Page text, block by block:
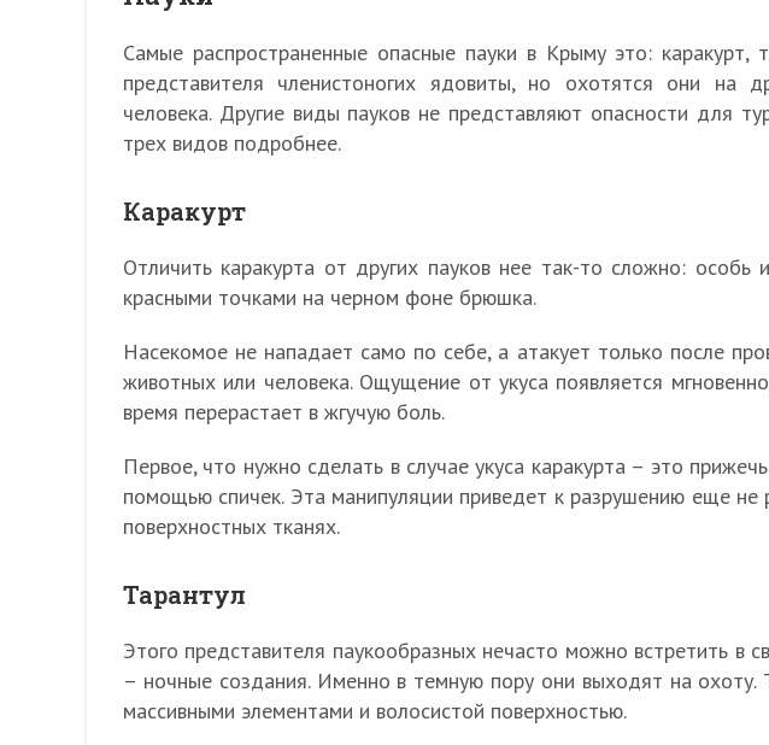
Самые распространенные опасные пауки в Крыму это: каракурт,
представителя членистоногих ядовиты, но охотятся они на
человека. Другие виды пауков не представляют опасности для
трех видов подробнее.
Каракурт
Отличить каракурта от других пауков нее так-то сложно: особь
красными точками на черном фоне брюшка.
Насекомое не нападает само по себе, а атакует только после
животных или человека. Ощущение от укуса появляется
время перерастает в жгучую боль.
Первое, что нужно сделать в случае укуса каракурта – это
помощью спичек. Эта манипуляции приведет к разрушению еще не
поверхностных тканях.
Тарантул
Этого представителя паукообразных нечасто можно встретить в
– ночные создания. Именно в темную пору они выходят на охоту.
массивными элементами и волосистой поверхностью.